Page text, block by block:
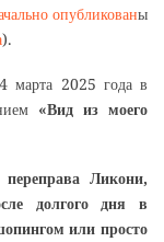
опубликованы
).
марта 2025 года в
«Вид из моего
Ликони,
долгого дня в
или просто